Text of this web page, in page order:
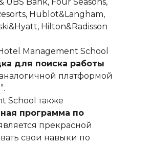
Hublot&Langham,
Hilton&Radisson
Management School
для поиска работы
платформой
School также
программа по
прекрасной
свои навыки по